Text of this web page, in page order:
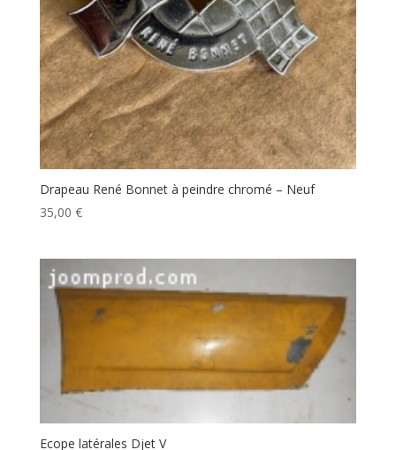
Drapeau René Bonnet à peindre chromé – Neuf
35,00 €
Ecope latérales Djet V